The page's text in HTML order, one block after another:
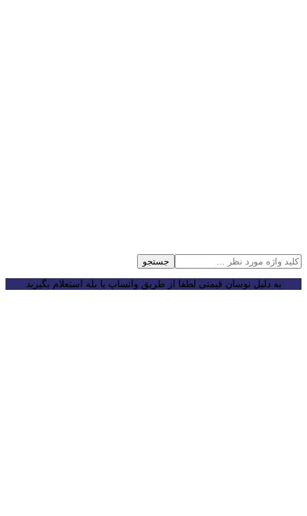
جستجو
به دلیل نوسان قیمتی لطفا از طریق واتساپ یا بله استعلام بگیرید